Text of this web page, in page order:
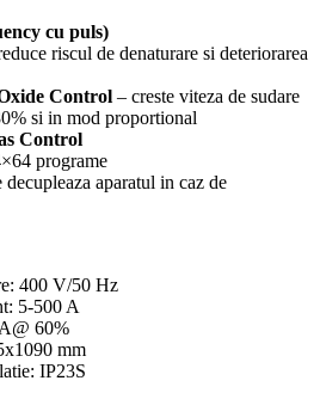
cu puls)
riscul de denaturare si deteriorarea
Control – creste viteza de sudare
si in mod proportional
Control
programe
aparatul in caz de
400 V/50 Hz
5-500 A
60%
mm
IP23S